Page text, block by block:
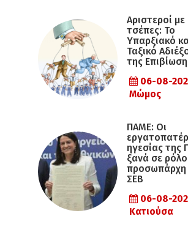
Αριστεροί με
τσέπες: Το
Υπαρξιακό
Ταξικό
της
06-08-
Μώμος
ΠΑΜΕ: Οι
ηγεσίας της
ξανά σε ρόλο
προσωπάρχη
ΣΕΒ
06-08-
Κατιούσα